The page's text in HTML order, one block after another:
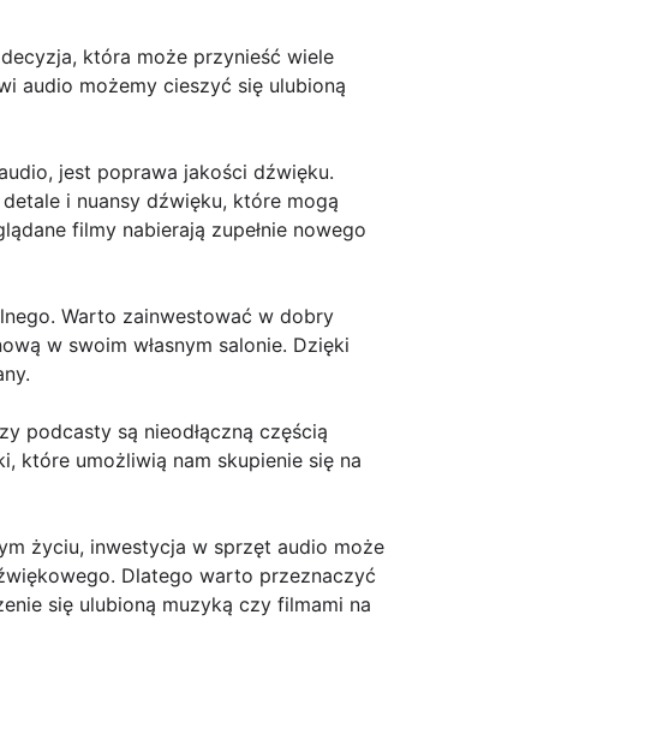
która może przynieść wiele
audio możemy cieszyć się ulubioną
jest poprawa jakości dźwięku.
i nuansy dźwięku, które mogą
filmy nabierają zupełnie nowego
Warto zainwestować w dobry
w swoim własnym salonie. Dzięki
podcasty są nieodłączną częścią
które umożliwią nam skupienie się na
życiu, inwestycja w sprzęt audio może
Dlatego warto przeznaczyć
się ulubioną muzyką czy filmami na